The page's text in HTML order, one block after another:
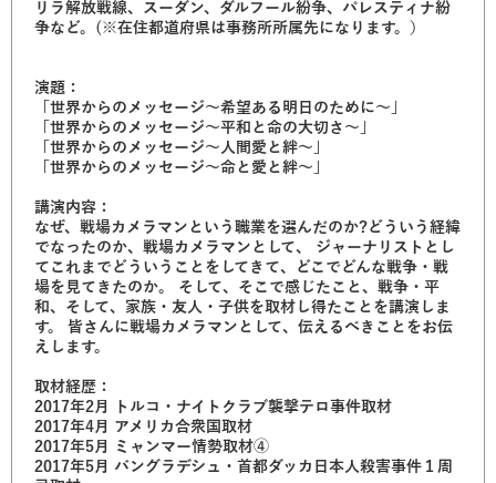
リラ解放戦線、スーダン、ダルフール紛争、パレスティナ紛
争など。(※在住都道府県は事務所所属先になります。）
演題：
「世界からのメッセージ～希望ある明日のために～」
「世界からのメッセージ～平和と命の大切さ～」
「世界からのメッセージ～人間愛と絆～」
「世界からのメッセージ～命と愛と絆～」
講演内容：
なぜ、戦場カメラマンという職業を選んだのか?どういう経緯
でなったのか、戦場カメラマンとして、 ジャーナリストとし
てこれまでどういうことをしてきて、どこでどんな戦争・戦
場を見てきたのか。 そして、そこで感じたこと、戦争・平
和、そして、家族・友人・子供を取材し得たことを講演しま
す。 皆さんに戦場カメラマンとして、伝えるべきことをお伝
えします。
取材経歴：
2017年2月 トルコ・ナイトクラブ襲撃テロ事件取材
2017年4月 アメリカ合衆国取材
2017年5月 ミャンマー情勢取材④
2017年5月 バングラデシュ・首都ダッカ日本人殺害事件１周